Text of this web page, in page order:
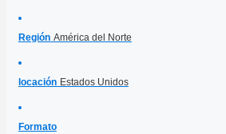
Región América del Norte
locación Estados Unidos
Formato